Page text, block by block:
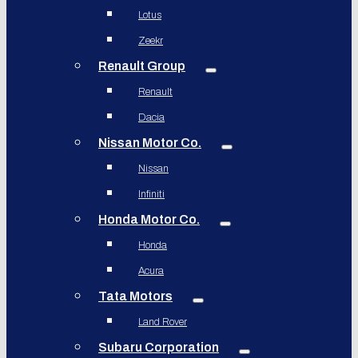
Lotus
Zeekr
Renault Group
Renault
Dacia
Nissan Motor Co.
Nissan
Infiniti
Honda Motor Co.
Honda
Acura
Tata Motors
Land Rover
Subaru Corporation